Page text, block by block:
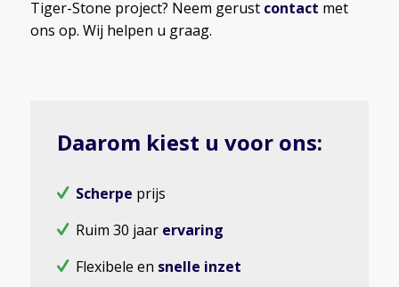
Tiger-Stone project? Neem gerust contact met
ons op. Wij helpen u graag.
Daarom kiest u voor ons:
Scherpe prijs
Ruim 30 jaar ervaring
Flexibele en snelle inzet